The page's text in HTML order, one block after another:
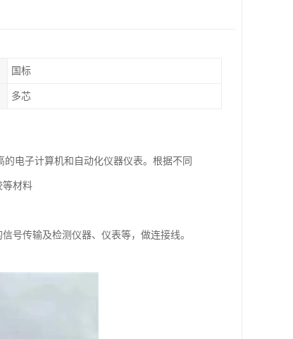
国标
多芯
电子计算机和自动化仪器仪表。根据不同
等材料
号传输及检测仪器、仪表等，做连接线。